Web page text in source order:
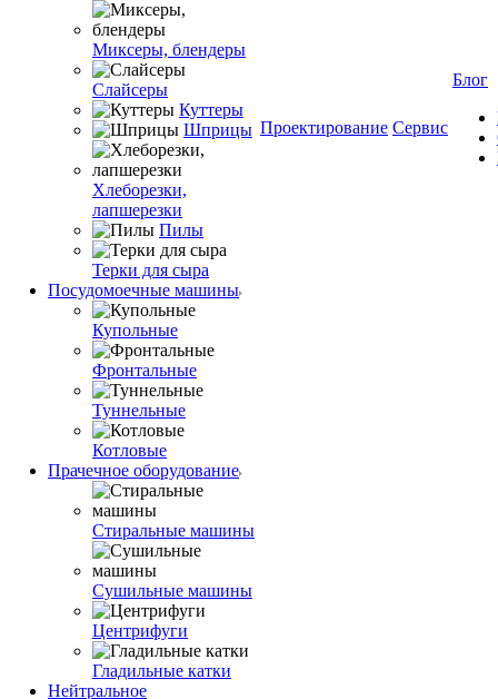
Миксеры, блендеры
Слайсеры
Куттеры
Шприцы
Хлеборезки,
лапшерезки
Пилы
Терки для сыра
Посудомоечные машины
Купольные
Фронтальные
Туннельные
Котловые
Прачечное оборудование
Стиральные машины
Сушильные машины
Центрифуги
Гладильные катки
Нейтральное
Проектирование Сервис
Блог